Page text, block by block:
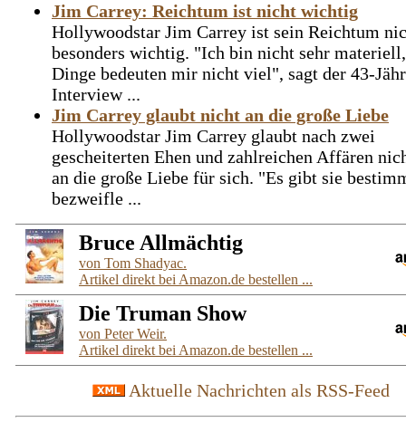
Jim Carrey: Reichtum ist nicht wichtig
Hollywoodstar Jim Carrey ist sein Reichtum
besonders wichtig. "Ich bin nicht sehr
Dinge bedeuten mir nicht viel", sagt der 43-
Interview ...
Jim Carrey glaubt nicht an die große Liebe
Hollywoodstar Jim Carrey glaubt nach zwei
gescheiterten Ehen und zahlreichen Affären
an die große Liebe für sich. "Es gibt sie
bezweifle ...
Bruce Allmächtig
von Tom Shadyac.
Artikel direkt bei Amazon.de bestellen ...
Die Truman Show
von Peter Weir.
Artikel direkt bei Amazon.de bestellen ...
Aktuelle Nachrichten als RSS-Feed